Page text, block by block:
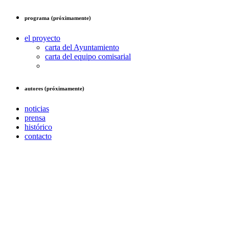
programa (próximamente)
el proyecto
carta del Ayuntamiento
carta del equipo comisarial
autores (próximamente)
noticias
prensa
histórico
contacto